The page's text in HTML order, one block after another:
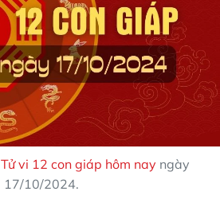
Tử vi 12 con giáp hôm nay ngày
17/10/2024.